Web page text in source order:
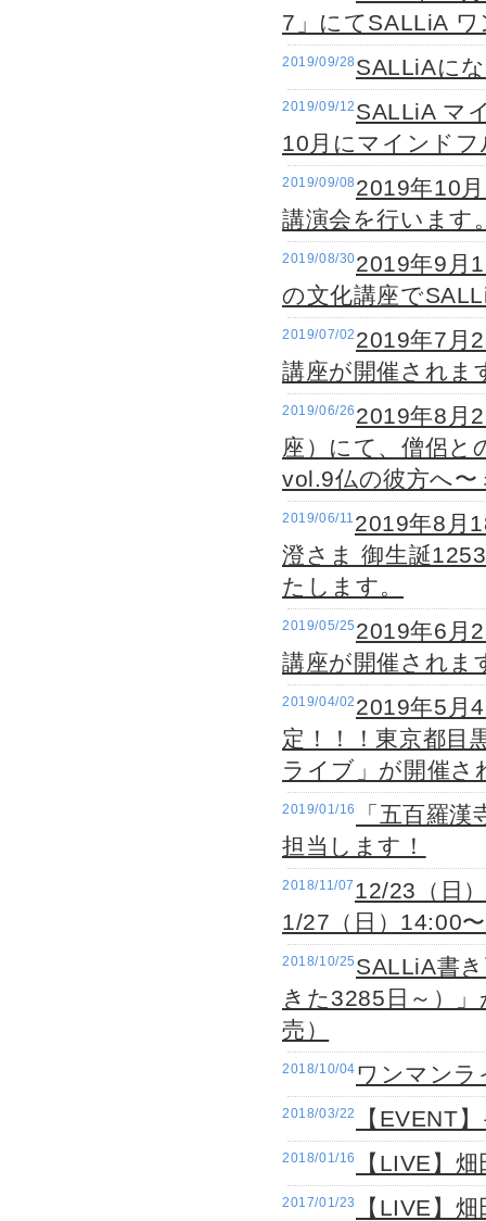
7」にてSALLiA
2019/09/28 SALLiAに
2019/09/12 SALLiA マ
10月にマインド
2019/09/08 2019年10
講演会を行います
2019/08/302019年9月
の文化講座で
2019/07/02 2019年7月
講座が開催されま
2019/06/26 2019年8月
座）にて、僧侶と
vol.9仏の彼方へ
2019/06/11 2019年8月
澄さま 御生誕
たします。
2019/05/25 2019年6月
講座が開催されま
2019/04/02 2019年5月
定！！！東京都目
ライブ」が開催さ
2019/01/16
「五百羅
担当します！
2018/11/07 12/23（日
1/27（日）14:00
2018/10/25 SALLiA書
きた3285日～）
売）
2018/10/04 ワンマンラ
2018/03/22 【EVENT
2018/01/16 【LIVE】
2017/01/23 【LIVE】